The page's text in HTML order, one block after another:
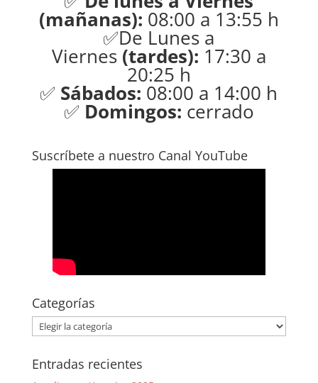
(mañanas): 08:00 a 13:55 h
✅De Lunes a
Viernes(tardes): 17:30 a
20:25 h
✅ Sábados: 08:00 a 14:00 h
✅ Domingos: cerrado
Suscríbete a nuestro Canal YouTube
Categorías
Categorías
Entradas recientes